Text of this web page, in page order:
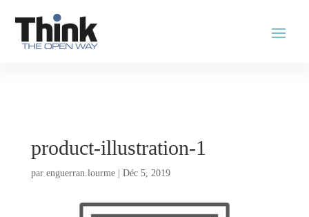
product-illustration-1
par enguerran.lourme| Déc 5, 2019